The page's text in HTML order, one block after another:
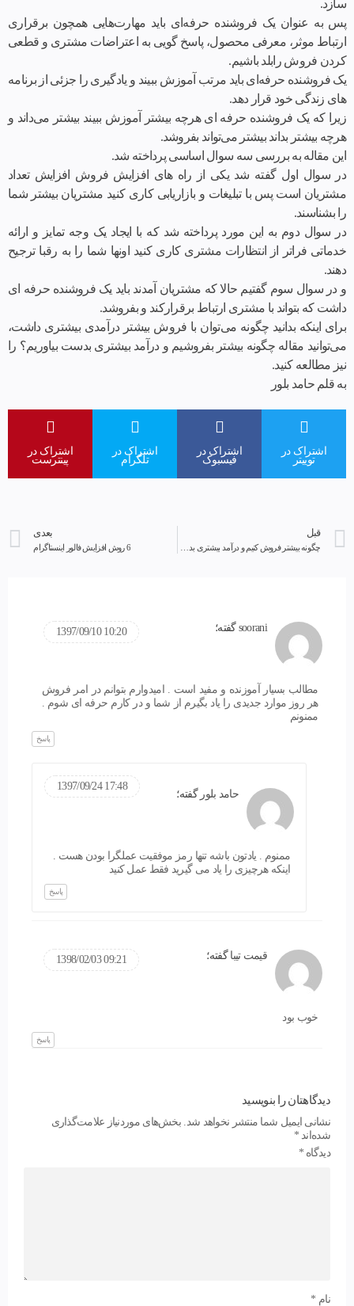
سازد.
پس به عنوان یک فروشنده حرفه‌ای باید مهارت‌هایی همچون برقراری
ارتباط موثر، معرفی محصول، پاسخ گویی به اعتراضات مشتری و قطعی
کردن فروش رابلد باشیم.
یک فروشنده حرفه‌ای باید مرتب آموزش ببیند و یادگیری را جزئی از برنامه
های زندگی خود قرار دهد.
زیرا که یک فروشنده حرفه ای هرچه بیشتر آموزش ببیند بیشتر می‌داند و
هرچه بیشتر بداند بیشتر می‌تواند بفروشد.
این مقاله به بررسی سه سوال اساسی پرداخته شد.
در سوال اول گفته شد یکی از راه های افزایش فروش افزایش تعداد
مشتریان است پس با تبلیغات و بازاریابی کاری کنید مشتریان بیشتر شما
را بشناسند.
در سوال دوم به این مورد پرداخته شد که با ایجاد یک وجه تمایز و ارائه
خدماتی فراتر از انتظارات مشتری کاری کنید اونها شما را به رقبا ترجیح
دهند.
و در سوال سوم گفتیم حالا که مشتریان آمدند باید یک فروشنده حرفه ای
داشت که بتواند با مشتری ارتباط برقرارکند و بفروشد.
برای اینکه بدانید چگونه می‌توان با فروش بیشتر درآمدی بیشتری داشت،
می‌توانید مقاله چگونه بیشتر بفروشیم و درآمد بیشتری بدست بیاوریم؟ را
نیز مطالعه کنید.
به قلم حامد بلور
اشتراک در
توییتر
اشتراک در
فیسبوک
اشتراک در
تلگرام
اشتراک در
پینترست
قبل بعدی
6 روش افزایش فالور اینستاگرام
soorani گفته؛ 10:20 1397/09/10
مطالب بسیار آموزنده و مفید است . امیدوارم بتوانم در امر فروش
هر روز موارد جدیدی را یاد بگیرم از شما و در کارم حرفه ای شوم .
ممنونم
پاسخ
حامد بلور گفته؛
17:48 1397/09/24
ممنوم . یادتون باشه تنها رمز موفقیت عملگرا بودن هست .
اینکه هرچیزی را یاد می گیرید فقط عمل کنید
پاسخ
قیمت تیبا گفته؛ 09:21 1398/02/03
خوب بود
پاسخ
دیدگاهتان را بنویسید
نشانی ایمیل شما منتشر نخواهد شد. بخش‌های موردنیاز علامت‌گذاری
شده‌اند*
دیدگاه*
نام *